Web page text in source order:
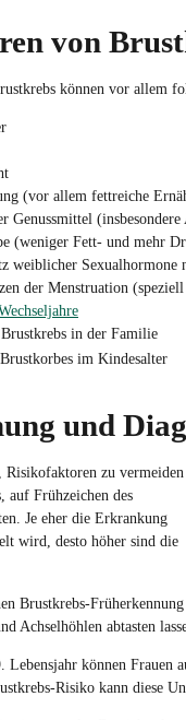
von
können vor allem
(vor allem fettreiche
Genussmittel
(weniger Fett- und mehr
weiblicher Sexualhormone
der Menstruation
in der Familie
im Kindesalter
und
, Risikofaktoren zu vermeiden
auf Frühzeichen des
. Je eher die Erkrankung
wird, desto höher sind die
Brustkrebs-
Achselhöhlen abtasten
Lebensjahr können Frauen
Risiko kann diese